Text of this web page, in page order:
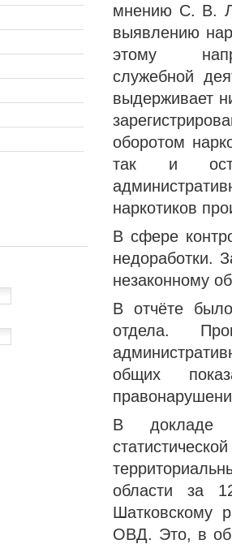
мнению С. В.
выявлению
этому
служебной
выдерживает
оборотом
так и
наркотиков
В сфере
недоработки.
незаконному
В отчёте
отдела.
общих
В докладе
области за
Шатковскому
ОВД. Это, в